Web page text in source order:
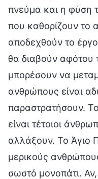
πνεύμα και η φύση
που καθορίζουν το
αποδεχθούν το
θα διαβούν αφότου
μπορέσουν να
ανθρώπους είναι
παραστρατήσουν.
είναι τέτοιοι
αλλάξουν. Το Άγιο
μερικούς
σωστό μονοπάτι.